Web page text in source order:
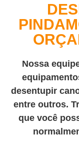
Nossa
desentupir
entre outros.
que você